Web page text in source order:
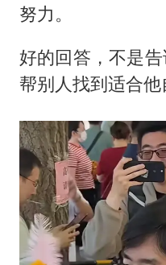
努力。
好的回答，不是
帮别人找到适合他